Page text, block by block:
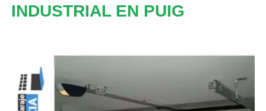
INDUSTRIAL EN PUIG